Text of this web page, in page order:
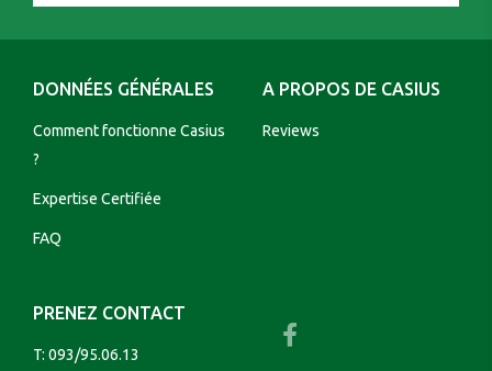
DONNÉES GÉNÉRALES
Comment fonctionne Casius
?
Expertise Certifiée
FAQ
A PROPOS DE CASIUS
Reviews
PRENEZ CONTACT
T: 093/95.06.13